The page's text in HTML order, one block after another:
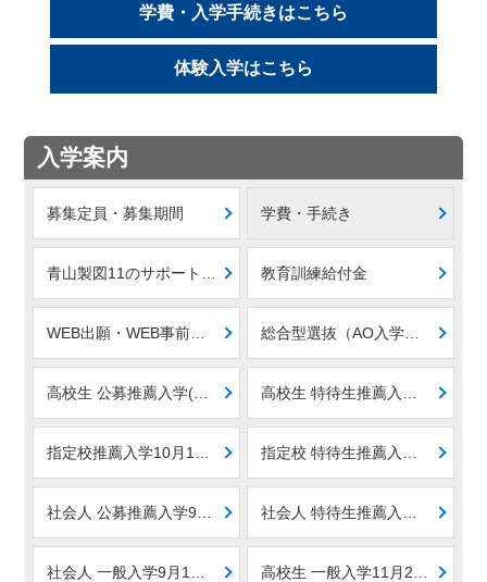
学費・入学手続きはこちら
体験入学はこちら
入学案内
募集定員・募集期間 学費・手続き
青山製図11のサポート制度 教育訓練給付金
WEB出願・WEB事前登録(ユーザー登録)受付中 青山製図専門学校 総合型選抜（AO入学）｜6月1日エントリー開始 9月1日出願開始 青山製図専門学校
高校生 公募推薦入学(学校推薦) 10月1日受付開始 入学案内 高校生 特待生推薦入学(学校推薦) 10月1日受付開始 入学案内
指定校推薦入学10月1日受付開始 入学案内 指定校 特待生推薦入学10月1日受付開始 入学案内
社会人 公募推薦入学9月1日受付開始 入学案内 社会人 特待生推薦入学10月1日受付開始 入学案内
社会人 一般入学9月1日受付開始｜青山製図専門学校 高校生 一般入学11月2日受付開始｜青山製図専門学校